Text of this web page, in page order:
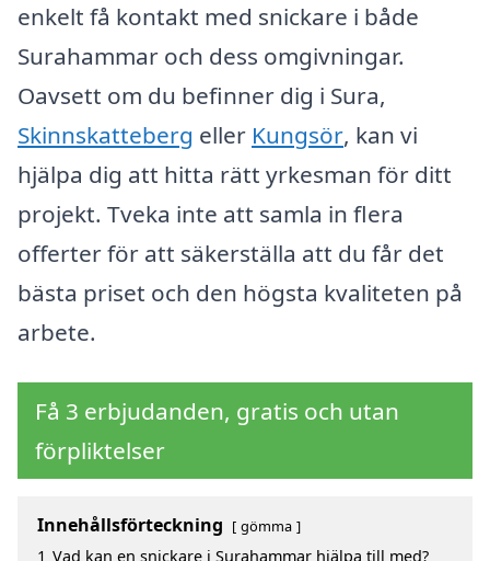
enkelt få kontakt med snickare i både
Surahammar och dess omgivningar.
Oavsett om du befinner dig i Sura,
Skinnskatteberg eller Kungsör, kan vi
hjälpa dig att hitta rätt yrkesman för ditt
projekt. Tveka inte att samla in flera
offerter för att säkerställa att du får det
bästa priset och den högsta kvaliteten på
arbete.
Få 3 erbjudanden, gratis och utan
förpliktelser
Innehållsförteckning gömma
1 Vad kan en snickare i Surahammar hjälpa till med?